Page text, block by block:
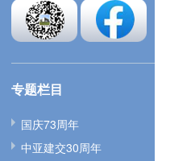
专题栏目
国庆73周年
中亚建交30周年